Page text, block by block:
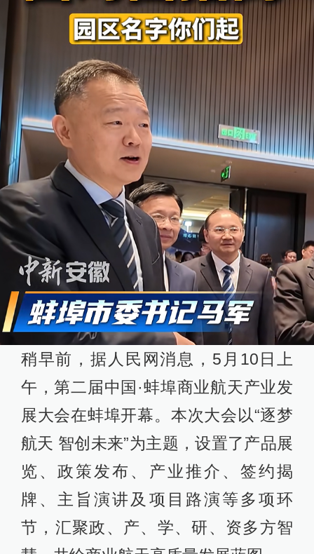
稍早前，据人民网消息，5月10日上
午，第二届中国·蚌埠商业航天产业发
展大会在蚌埠开幕。本次大会以“逐梦
航天 智创未来”为主题，设置了产品展
览、政策发布、产业推介、签约揭
牌、主旨演讲及项目路演等多项环
节，汇聚政、产、学、研、资多方智